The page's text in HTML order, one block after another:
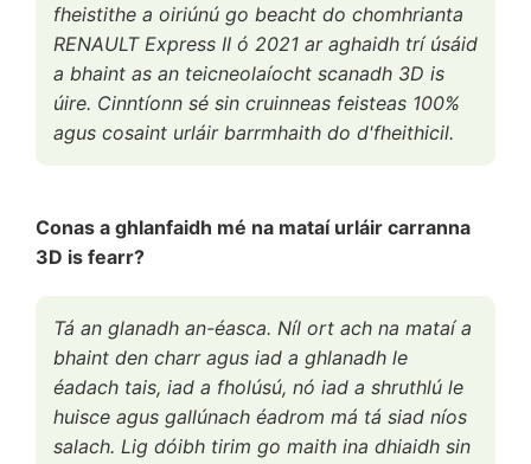
fheistithe a oiriúnú go beacht do chomhrianta
RENAULT Express II ó 2021 ar aghaidh trí úsáid
a bhaint as an teicneolaíocht scanadh 3D is
úire. Cinntíonn sé sin cruinneas feisteas 100%
agus cosaint urláir barrmhaith do d'fheithicil.
Conas a ghlanfaidh mé na mataí urláir carranna
3D is fearr?
Tá an glanadh an-éasca. Níl ort ach na mataí a
bhaint den charr agus iad a ghlanadh le
éadach tais, iad a fholúsú, nó iad a shruthlú le
huisce agus gallúnach éadrom má tá siad níos
salach. Lig dóibh tirim go maith ina dhiaidh sin